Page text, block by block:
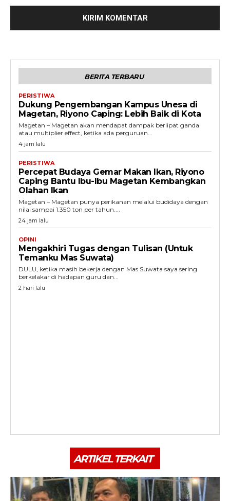
BERITA TERBARU
PERISTIWA
Dukung Pengembangan Kampus Unesa di
Magetan, Riyono Caping: Lebih Baik di Kota
Magetan – Magetan akan mendapat dampak berlipat ganda
atau multiplier effect, ketika ada perguruan...
4 jam lalu
PERISTIWA
Percepat Budaya Gemar Makan Ikan, Riyono
Caping Bantu Ibu-Ibu Magetan Kembangkan
Olahan Ikan
Magetan – Magetan punya perikanan melalui budidaya dengan
nilai sampai 1.350 ton per tahun....
24 jam lalu
OPINI
Mengakhiri Tugas dengan Tulisan (Untuk
Temanku Mas Suwata)
DULU, ketika masih bekerja dengan Mas Suwata saya sering
berkelakar di hadapan guru dan...
2 hari lalu
ARTIKEL TERKAIT